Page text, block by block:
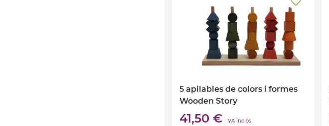
5 apilables de colors i formes
Wooden Story
41,50 € IVA inclòs